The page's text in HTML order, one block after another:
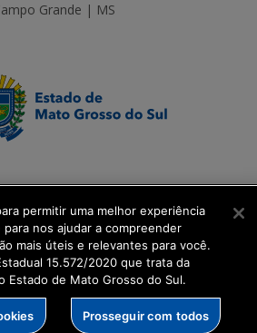
Grande | MS
permitir uma melhor experiência
nos ajudar a compreender
mais úteis e relevantes para você.
15.572/2020 que trata da
Estado de Mato Grosso do Sul.
Prosseguir com todos